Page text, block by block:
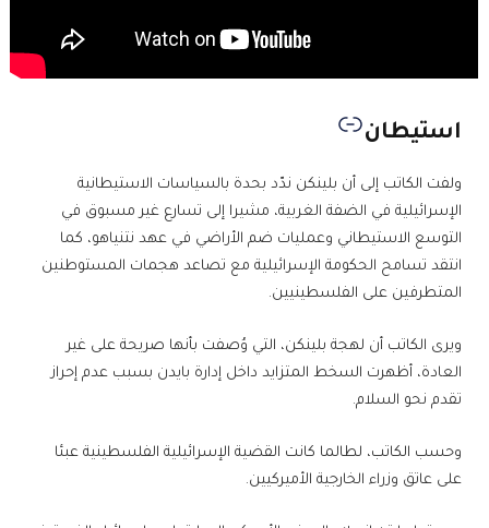
استيطان
ولفت الكاتب إلى أن بلينكن ندّد بحدة بالسياسات الاستيطانية
الإسرائيلية في الضفة الغربية، مشيرا إلى تسارع غير مسبوق في
التوسع الاستيطاني وعمليات ضم الأراضي في عهد نتنياهو، كما
انتقد تسامح الحكومة الإسرائيلية مع تصاعد هجمات المستوطنين
المتطرفين على الفلسطينيين.
ويرى الكاتب أن لهجة بلينكن، التي وُصفت بأنها صريحة على غير
العادة، أظهرت السخط المتزايد داخل إدارة بايدن بسبب عدم إحراز
تقدم نحو السلام.
وحسب الكاتب، لطالما كانت القضية الإسرائيلية الفلسطينية عبئا
على عاتق وزراء الخارجية الأميركيين.